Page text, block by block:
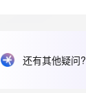
还有其他疑问?